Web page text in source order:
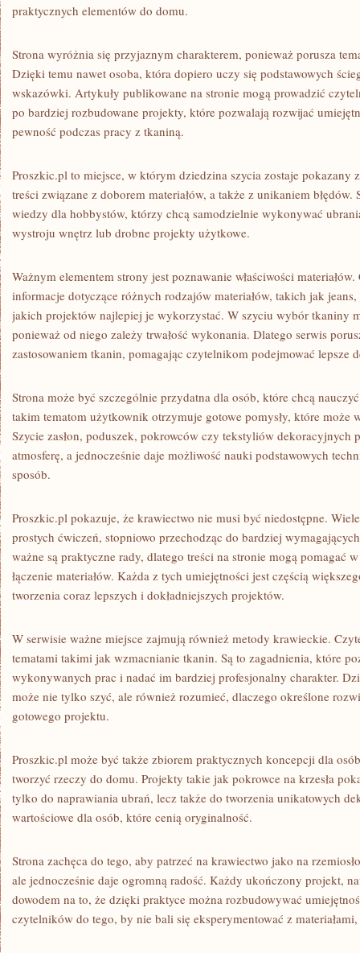
praktycznych elementów do domu.
Strona wyróżnia się przyjaznym charakterem, ponieważ porusza
Dzięki temu nawet osoba, która dopiero uczy się podstawowych
wskazówki. Artykuły publikowane na stronie mogą prowadzić
po bardziej rozbudowane projekty, które pozwalają rozwijać
pewność podczas pracy z tkaniną.
Proszkic.pl to miejsce, w którym dziedzina szycia zostaje pokazany
treści związane z doborem materiałów, a także z unikaniem
wiedzy dla hobbystów, którzy chcą samodzielnie wykonywać
wystroju wnętrz lub drobne projekty użytkowe.
Ważnym elementem strony jest poznawanie właściwości
informacje dotyczące różnych rodzajów materiałów, takich jak
jakich projektów najlepiej je wykorzystać. W szyciu wybór tkaniny
ponieważ od niego zależy trwałość wykonania. Dlatego serwis
zastosowaniem tkanin, pomagając czytelnikom podejmować lepsze
Strona może być szczególnie przydatna dla osób, które chcą
takim tematom użytkownik otrzymuje gotowe pomysły, które może
Szycie zasłon, poduszek, pokrowców czy tekstyliów dekoracyjnych
atmosferę, a jednocześnie daje możliwość nauki podstawowych
sposób.
Proszkic.pl pokazuje, że krawiectwo nie musi być niedostępne.
prostych ćwiczeń, stopniowo przechodząc do bardziej
ważne są praktyczne rady, dlatego treści na stronie mogą pomagać
łączenie materiałów. Każda z tych umiejętności jest częścią
tworzenia coraz lepszych i dokładniejszych projektów.
W serwisie ważne miejsce zajmują również metody krawieckie.
tematami takimi jak wzmacnianie tkanin. Są to zagadnienia, które
wykonywanych prac i nadać im bardziej profesjonalny charakter.
może nie tylko szyć, ale również rozumieć, dlaczego określone
gotowego projektu.
Proszkic.pl może być także zbiorem praktycznych koncepcji dla
tworzyć rzeczy do domu. Projekty takie jak pokrowce na krzesła
tylko do naprawiania ubrań, lecz także do tworzenia unikatowych
wartościowe dla osób, które cenią oryginalność.
Strona zachęca do tego, aby patrzeć na krawiectwo jako na
ale jednocześnie daje ogromną radość. Każdy ukończony projekt,
dowodem na to, że dzięki praktyce można rozbudowywać
czytelników do tego, by nie bali się eksperymentować z